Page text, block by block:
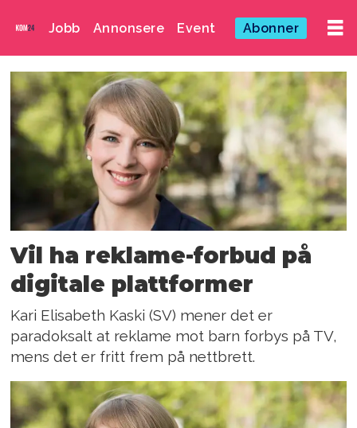
Jobb Annonsere Event Abonner
Emne:
kari
elisabeth
kaski
Vil ha reklame-forbud på
digitale plattformer
Kari Elisabeth Kaski (SV) mener det er
paradoksalt at reklame mot barn forbys på TV,
mens det er fritt frem på nettbrett.